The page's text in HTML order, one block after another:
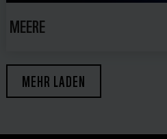
MEERE
MEHR LADEN